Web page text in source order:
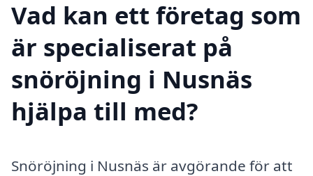
Vad kan ett företag som
är specialiserat på
snöröjning i Nusnäs
hjälpa till med?
Snöröjning i Nusnäs är avgörande för att